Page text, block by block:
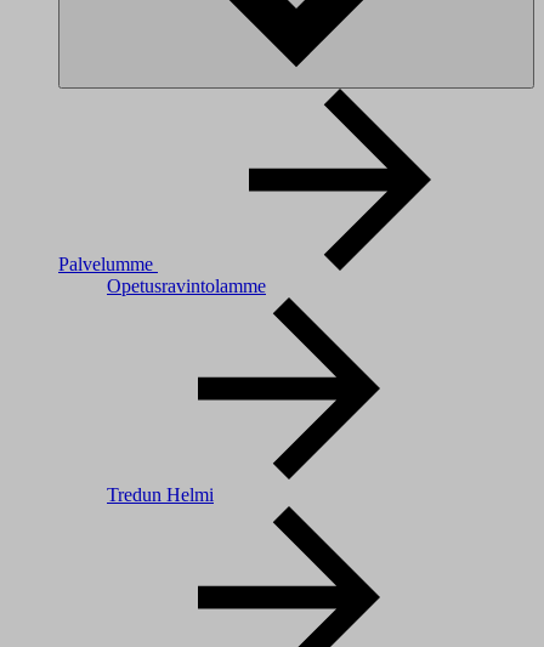
Palvelumme
Opetusravintolamme
Tredun Helmi